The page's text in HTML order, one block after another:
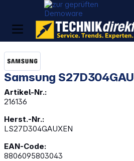
Samsung S27D304GAU
Artikel-Nr.:
216136
Herst.-Nr.:
LS27D304GAUXEN
EAN-Code:
8806095803043